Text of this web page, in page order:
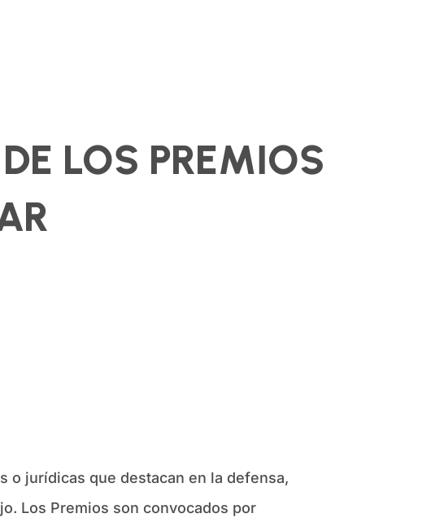
LOS PREMIOS
o jurídicas que destacan en la defensa,
Los Premios son convocados por